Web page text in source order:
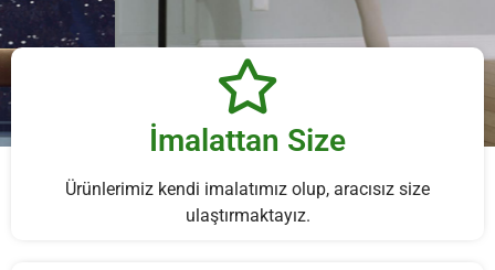
İmalattan Size
Ürünlerimiz kendi imalatımız olup, aracısız size
ulaştırmaktayız.